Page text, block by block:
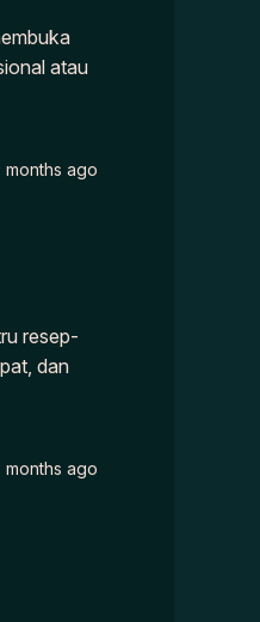
atau
months ago
resep-
dan
months ago